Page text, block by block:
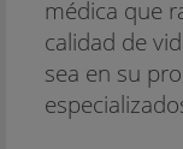
médica que
calidad de
sea en su